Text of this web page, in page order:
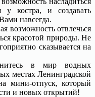
у костра, и создавать
навсегда.
возможность отвлечься
красотой природы. Не
сказывается на
в мир водных
местах Ленинградской
мини-отпуск, который
и новых открытий!